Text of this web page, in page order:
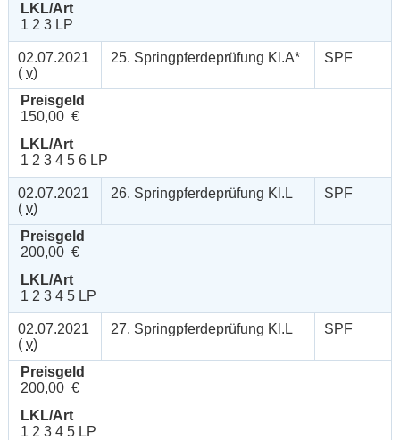
LKL/Art
1 2 3 LP
02.07.2021
( v)
25. Springpferdeprüfung Kl.A* SPF
Preisgeld
150,00 €
LKL/Art
1 2 3 4 5 6 LP
02.07.2021
( v)
26. Springpferdeprüfung Kl.L SPF
Preisgeld
200,00 €
LKL/Art
1 2 3 4 5 LP
02.07.2021
( v)
27. Springpferdeprüfung Kl.L SPF
Preisgeld
200,00 €
LKL/Art
1 2 3 4 5 LP